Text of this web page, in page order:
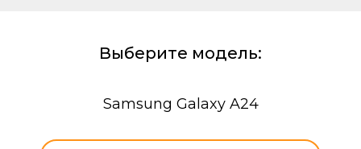
Выберите модель:
Samsung Galaxy A24